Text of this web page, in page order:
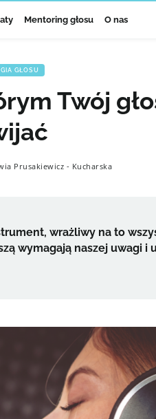
Mentoring głosu O nas
GŁOSU
Twój
Prusakiewicz - Kucharska
wrażliwy na to
wymagają naszej uwagi i